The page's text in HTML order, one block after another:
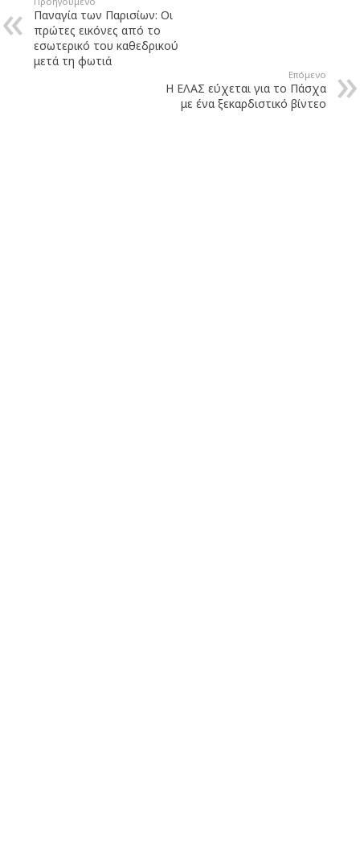
Παναγία των Παρισίων: Οι
πρώτες εικόνες από το
εσωτερικό του καθεδρικού
μετά τη φωτιά
Επόμενο
Η ΕΛΑΣ εύχεται για το Πάσχα
με ένα ξεκαρδιστικό βίντεο